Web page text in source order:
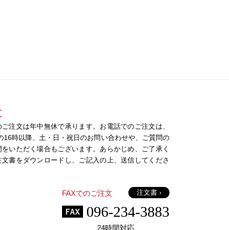
注文は年中無休で承ります。お電話でのご注文は、
時以降、土・日・祝日のお問い合わせや、ご質問の
いただく場合もございます。あらかじめ、ご了承く
書をダウンロードし、ご記入の上、送信してくださ
FAXでのご注文 注文書 ›
096-234-3883
24時間対応